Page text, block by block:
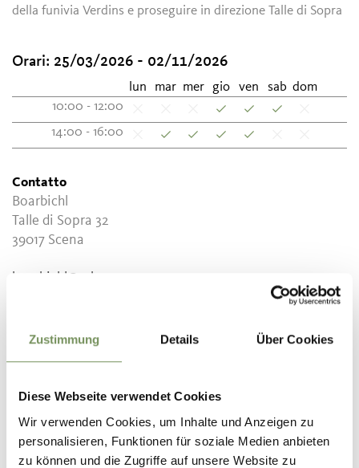
Zustimmung Details Über Cookies
Diese Webseite verwendet Cookies
Wir verwenden Cookies, um Inhalte und Anzeigen zu
personalisieren, Funktionen für soziale Medien anbieten
zu können und die Zugriffe auf unsere Website zu
della funivia Verdins e proseguire in direzione Talle di Sopra
Orari: 25/03/2026 - 02/11/2026
lun mar mer gio ven sab dom
10:00 - 12:00
14:00 - 16:00
Contatto
Boarbichl
Talle di Sopra 32
39017 Scena
boarbichl@schenna.com
IL CONTENUTO VI È STATO UTILE? SÌ